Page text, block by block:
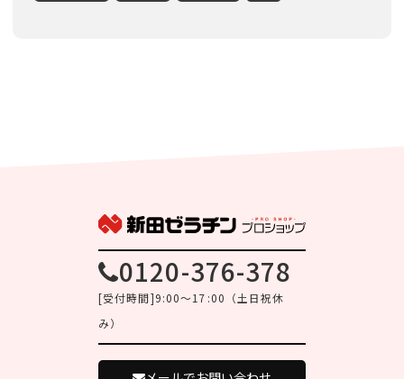
0120-376-378
[受付時間]9:00～17:00（土日祝休
み）